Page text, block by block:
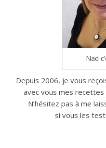
Nad
Depuis 2006, je vous
avec vous mes
N’hésitez pas à me
si vous les